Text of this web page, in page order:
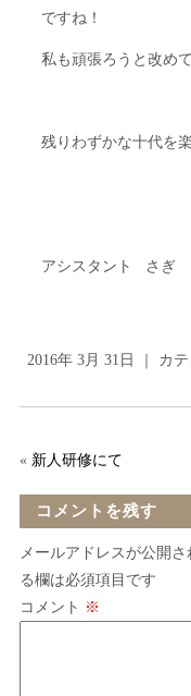
ですね！
私も頑張ろうと改め
残りわずかな十代を
アシスタント さぎ
2016年 3月 31日 ｜ カテ
« 新人研修にて
コメントを残す
メールアドレスが公開さ
る欄は必須項目です
コメント ※